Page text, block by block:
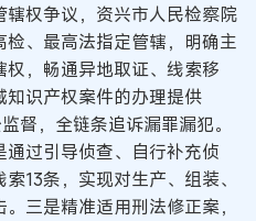
权争议，资兴市人民检察院
、最高法指定管辖，明确主
，畅通异地取证、线索移
识产权案件的办理提供
督，全链条追诉漏罪漏犯。
过引导侦查、自行补充侦
13条，实现对生产、组装、
三是精准适用刑法修正案，